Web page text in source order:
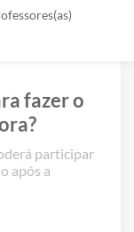
fazer o
participar
após a